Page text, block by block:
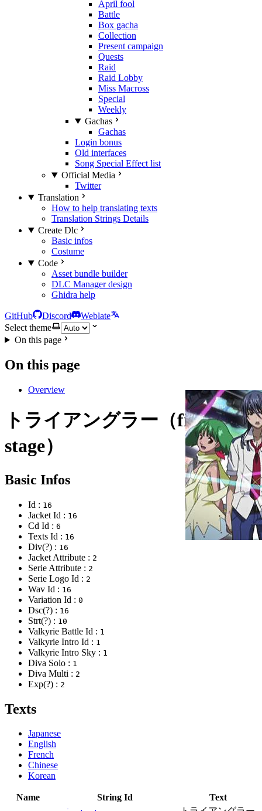
April fool
Battle
Box gacha
Collection
Present campaign
Quests
Raid
Raid Lobby
Miss Macross
Special
Weekly
Gachas
Gachas
Login bonus
Old interfaces
Song Special Effect list
Official Media
Twitter
Translation
How to help translating texts
Translation Strings Details
Create Dlc
Basic infos
Costume
Code
Asset bundle builder
DLC Manager design
Ghidra help
GitHub Discord
Weblate
Select theme
On this page
On this page
Overview
トライアングラー（fight on
stage）
Basic Infos
Id : 16
Jacket Id : 16
Cd Id : 6
Texts Id : 16
Div(?) : 16
Jacket Attribute : 2
Serie Attribute : 2
Serie Logo Id : 2
Wav Id : 16
Variation Id : 0
Dsc(?) : 16
Strt(?) : 10
Valkyrie Battle Id : 1
Valkyrie Intro Id : 1
Valkyrie Intro Sky : 1
Diva Solo : 1
Diva Multi : 2
Exp(?) : 2
Texts
Japanese
English
French
Chinese
Korean
Name String Id Text